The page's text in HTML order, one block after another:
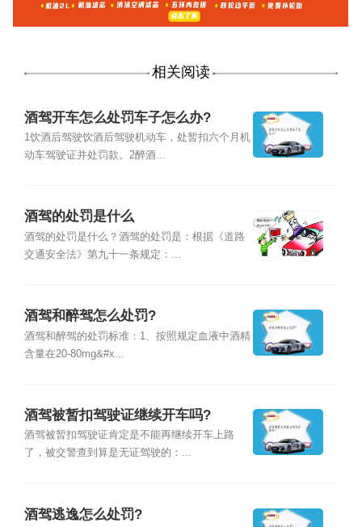
相关阅读
酒驾开车怎么处罚车子怎么办?
1饮酒后驾驶饮酒后驾驶机动车，处暂扣六个月机
动车驾驶证并处罚款。2醉酒...
酒驾的处罚是什么
酒驾的处罚是什么？酒驾的处罚是：根据《道路
交通安全法》第九十一条规定：...
酒驾和醉驾怎么处罚?
酒驾和醉驾的处罚标准：1、按照规定血液中酒精
含量在20-80mg&#x...
酒驾被暂扣驾驶证继续开车吗?
酒驾被暂扣驾驶证肯定是不能再继续开车上路
了，被交警查到算是无证驾驶的：...
酒驾逃逸怎么处罚?